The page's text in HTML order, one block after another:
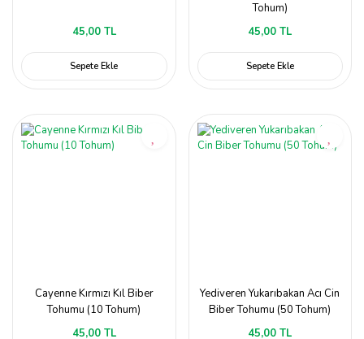
45,00 TL
Sepete Ekle
Tohum)
45,00 TL
Sepete Ekle
Cayenne Kırmızı Kıl Biber
Tohumu (10 Tohum)
45,00 TL
Yediveren Yukarıbakan Acı Cin
Biber Tohumu (50 Tohum)
45,00 TL